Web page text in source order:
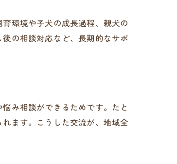
環境や子犬の成長過程、親犬の
の相談対応など、長期的なサポ
み相談ができるためです。たと
ます。こうした交流が、地域全